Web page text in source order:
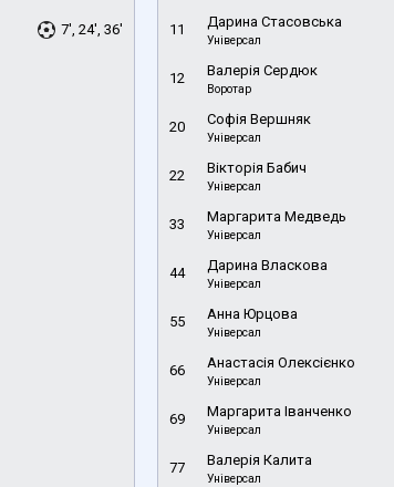
7', 24', 36' 11 Дарина Стасовська
Універсал
12 Валерія Сердюк
Воротар
20 Софія Вершняк
Універсал
22 Вікторія Бабич
Універсал
33 Маргарита Медведь
Універсал
44 Дарина Власкова
Універсал
55 Анна Юрцова
Універсал
66 Анастасія Олексієнко
Універсал
69 Маргарита Іванченко
Універсал
77 Валерія Калита
Універсал